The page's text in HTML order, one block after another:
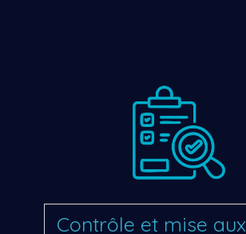
Contrôle et mise aux